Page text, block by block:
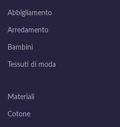
Abbigliamento
Arredamento
Bambini
Tessuti di moda
Materiali
Cotone